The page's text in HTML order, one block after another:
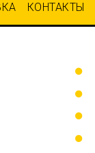
КОНТАКТЫ